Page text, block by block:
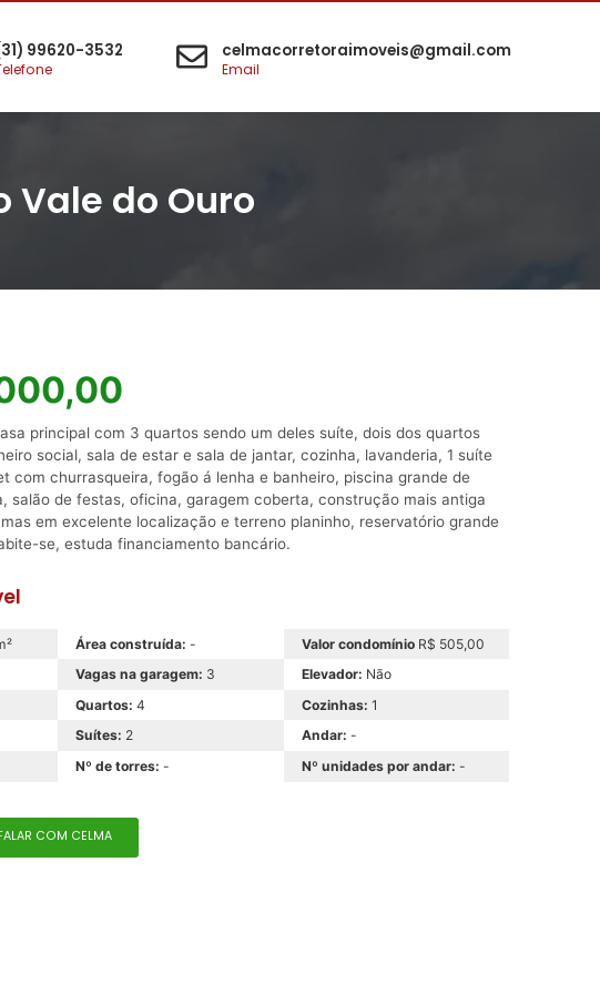
99620-3532 celmacorretoraimoveis@gmail.com
Email
Vale do Ouro
principal com 3 quartos sendo um deles suíte, dois dos quartos
social, sala de estar e sala de jantar, cozinha, lavanderia, 1 suíte
com churrasqueira, fogão á lenha e banheiro, piscina grande de
salão de festas, oficina, garagem coberta, construção mais antiga
em excelente localização e terreno planinho, reservatório grande
se, estuda financiamento bancário.
Área construída: - Valor condomínio R$ 505,00
Vagas na garagem: 3 Elevador: Não
Quartos: 4 Cozinhas: 1
Suítes: 2 Andar: -
Nº de torres: - Nº unidades por andar: -
COM CELMA